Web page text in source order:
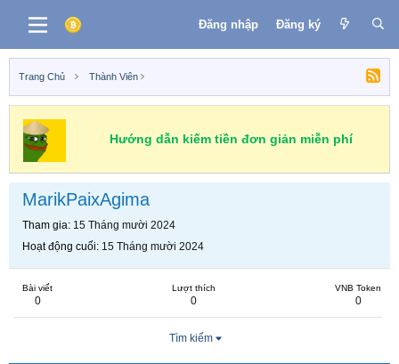
Đăng nhập Đăng ký
Trang Chủ Thành Viên
Hướng dẫn kiếm tiền đơn giản miễn phí
MarikPaixAgima
Tham gia 15 Tháng mười 2024
Hoạt động cuối 15 Tháng mười 2024
Bài viết
0
Lượt thích
0
VNB Token
0
Tìm kiếm